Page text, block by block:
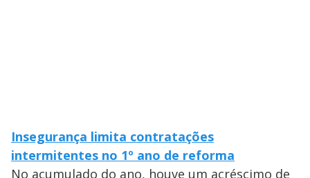
Insegurança limita contratações
intermitentes no 1º ano de reforma
No acumulado do ano, houve um acréscimo de